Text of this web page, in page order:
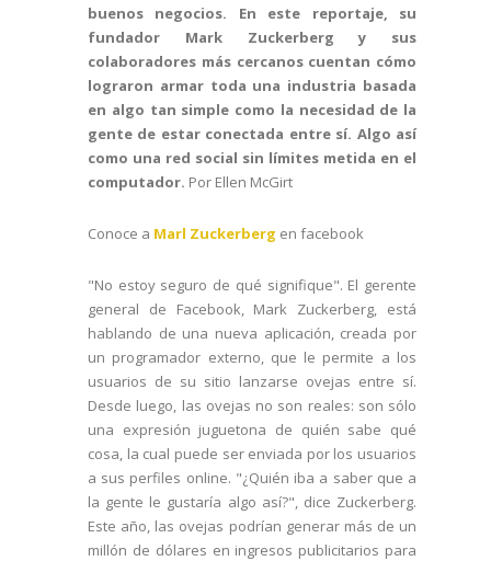
buenos negocios. En este reportaje, su
fundador Mark Zuckerberg y sus
colaboradores más cercanos cuentan cómo
lograron armar toda una industria basada
en algo tan simple como la necesidad de la
gente de estar conectada entre sí. Algo así
como una red social sin límites metida en el
computador. Por Ellen McGirt
Conoce a Marl Zuckerberg en facebook
"No estoy seguro de qué signifique". El gerente
general de Facebook, Mark Zuckerberg, está
hablando de una nueva aplicación, creada por
un programador externo, que le permite a los
usuarios de su sitio lanzarse ovejas entre sí.
Desde luego, las ovejas no son reales: son sólo
una expresión juguetona de quién sabe qué
cosa, la cual puede ser enviada por los usuarios
a sus perfiles online. "¿Quién iba a saber que a
la gente le gustaría algo así?", dice Zuckerberg.
Este año, las ovejas podrían generar más de un
millón de dólares en ingresos publicitarios para